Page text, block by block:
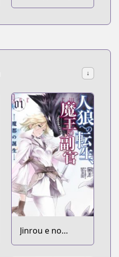
↓
Jinrou e no
Tensei, Maou no